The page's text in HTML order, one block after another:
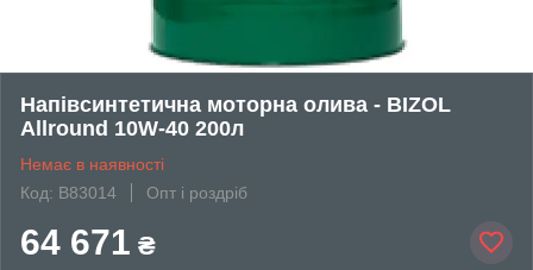
Напівсинтетична моторна олива - BIZOL
Allround 10W-40 200л
Немає в наявності
Код: B83014
Опт і роздріб
64 671 ₴